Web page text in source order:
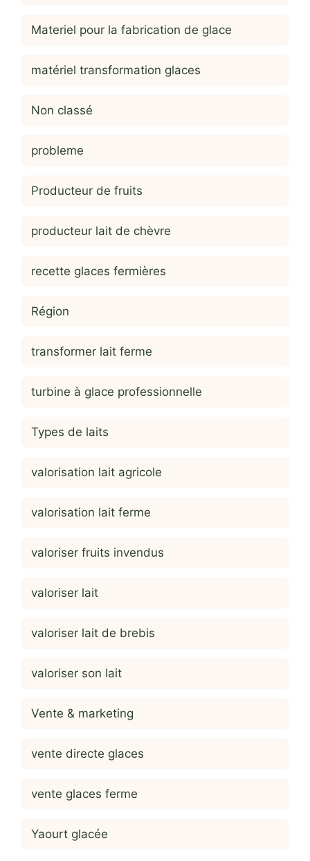
Materiel pour la fabrication de glace
matériel transformation glaces
Non classé
probleme
Producteur de fruits
producteur lait de chèvre
recette glaces fermières
Région
transformer lait ferme
turbine à glace professionnelle
Types de laits
valorisation lait agricole
valorisation lait ferme
valoriser fruits invendus
valoriser lait
valoriser lait de brebis
valoriser son lait
Vente & marketing
vente directe glaces
vente glaces ferme
Yaourt glacée